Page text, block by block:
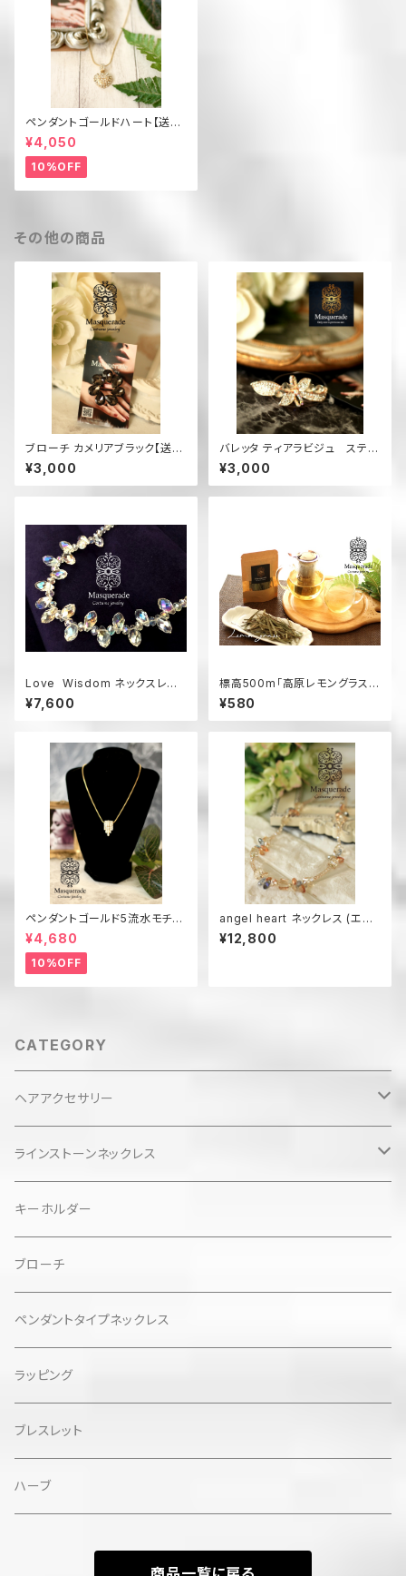
ペンダントゴールドハート【送料
無料】 N12G
¥4,050
10%OFF
その他の商品
ブローチ カメリアブラック【送料
無料】（色違い有）BR11
¥3,000
バレッタ ティアラビジュ ステラ
【送料無料】H18BR
¥3,000
Love Wisdom ネックスレス
（ラブ ウィズダム）【送料無料】
（色違い有） N8C
¥7,600
標高500m「高原レモングラス」
高原の香り！レモングラスで至福
の癒し。"Sサイズ10グラム（生葉
40g相当）
¥580
ペンダントゴールド5流水モチー
フ【送料無料】 N13G
¥4,680
10%OFF
angel heart ネックレス (エン
ジェルハート) 【送料無料】（色違
い有）
¥12,800
CATEGORY
ヘアアクセサリー
バンズクリップ
サイド
バレッタ
バナナクリップ
コンコルド
ラインストーンネックレス
ロングサイズ
ミディアムサイズ
キーホルダー
ブローチ
ペンダントタイプネックレス
ラッピング
ブレスレット
ハーブ